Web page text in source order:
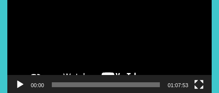
00:00 01:07:53